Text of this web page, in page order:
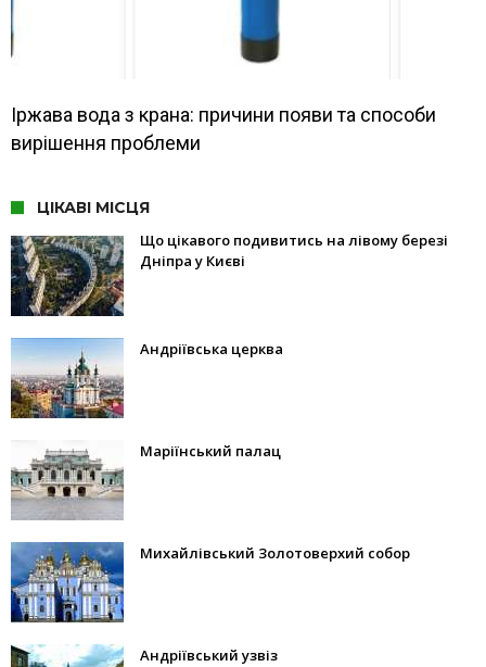
Іржава вода з крана: причини появи та способи
вирішення проблеми
ЦІКАВІ МІСЦЯ
Що цікавого подивитись на лівому березі
Дніпра у Києві
Андріївська церква
Маріїнський палац
Михайлівський Золотоверхий собор
Андріївський узвіз